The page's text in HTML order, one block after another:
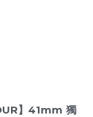
】41mm 獨